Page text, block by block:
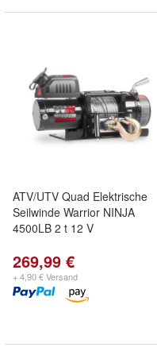
ATV/UTV Quad Elektrische
Seilwinde Warrior NINJA
4500LB 2 t 12 V
269,99 €
+ 4,90 € Versand